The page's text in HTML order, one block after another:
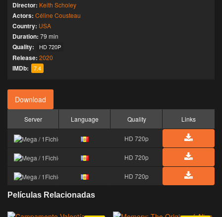
Director: Keith Scholey
Actors: Céline Cousteau
Country: USA
Duration: 79 min
Quality: HD 720P
Release: 2020
IMDb: 7.4
Download
Server Language Quality Links
HD 720p
HD 720p
HD 720p
Películas Relacionadas